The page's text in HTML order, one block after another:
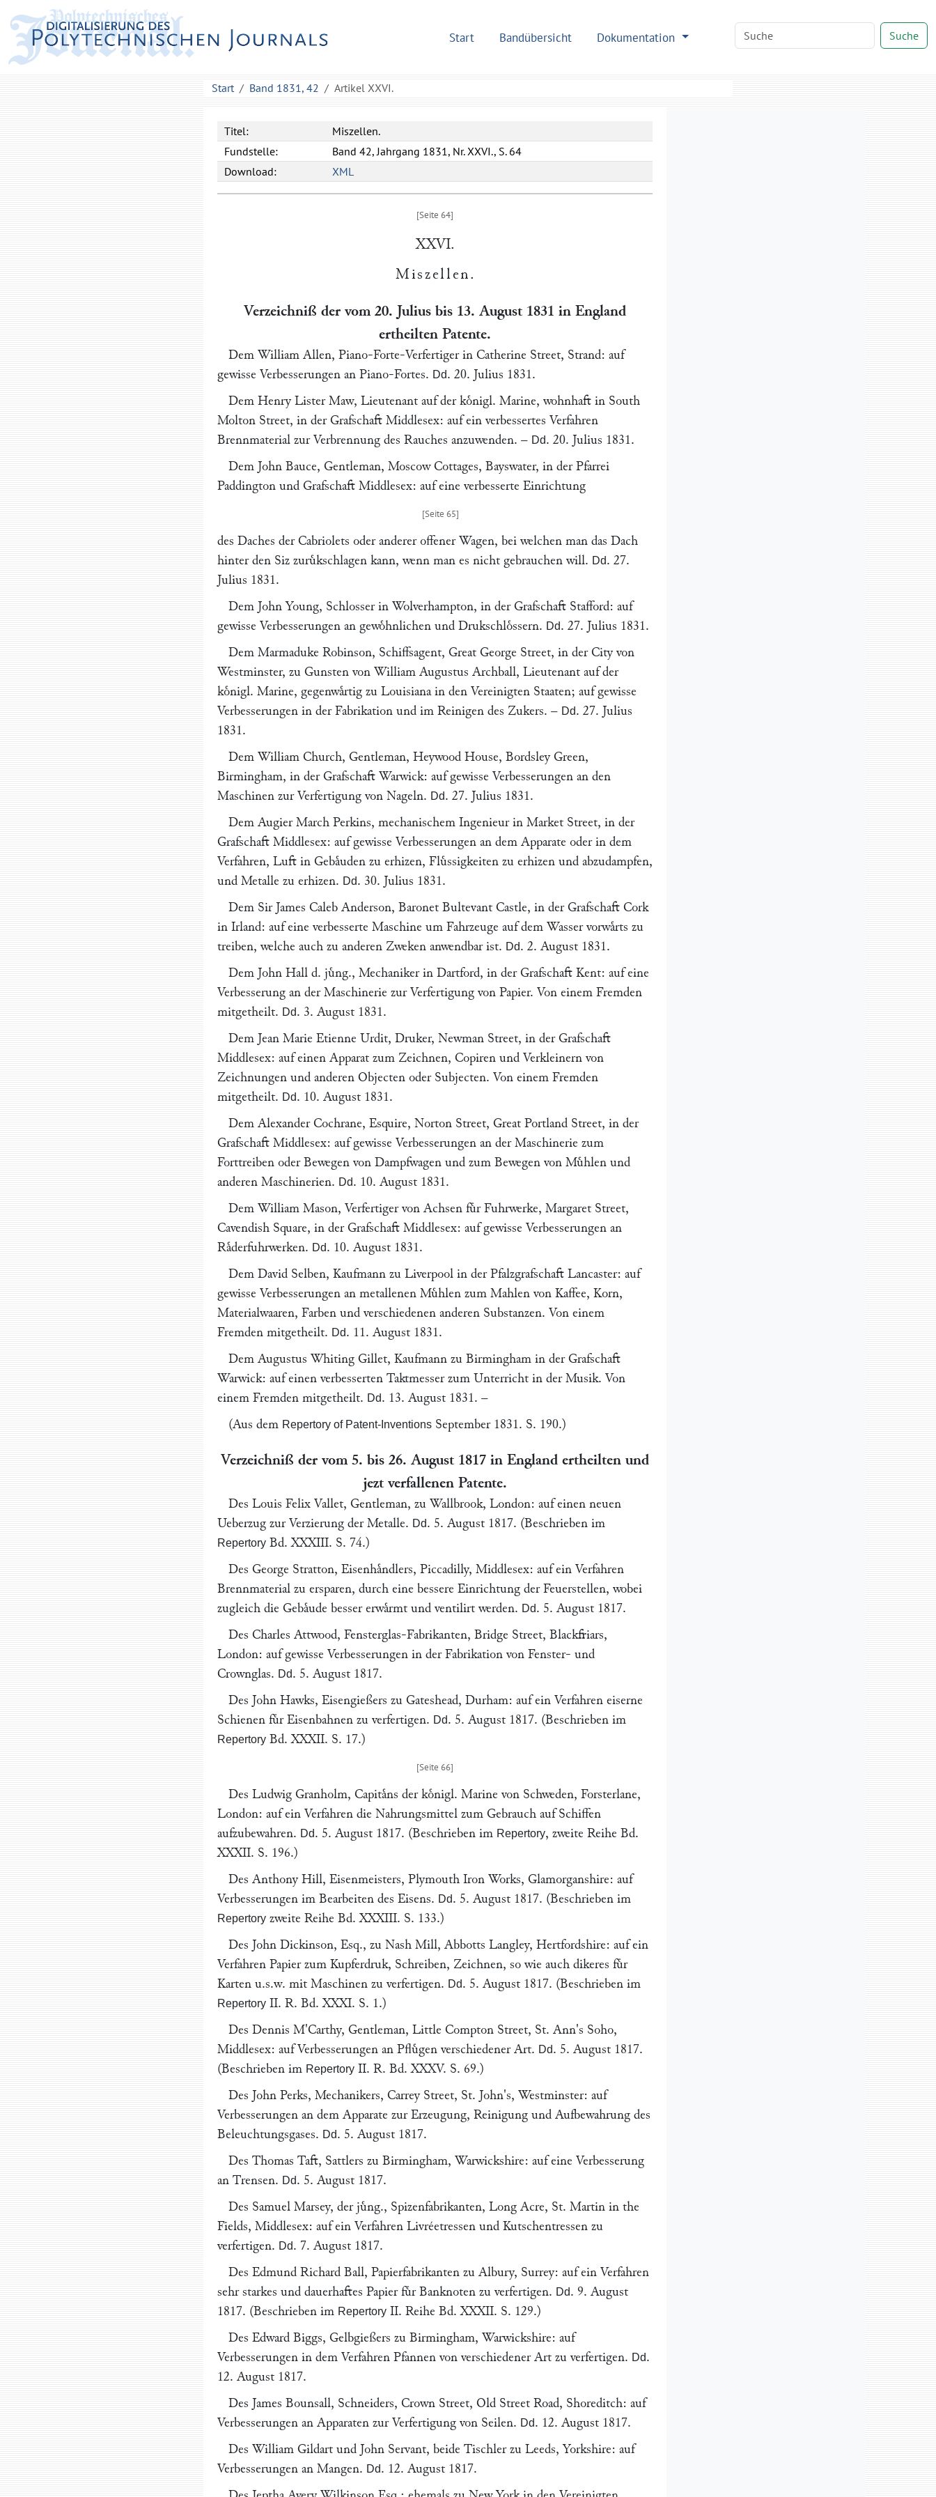
Start Bandübersicht Dokumentation Suche
Start Band 1831, 42 Artikel XXVI.
Titel:
Miszellen.
Fundstelle:
Band 42, Jahrgang 1831, Nr. XXVI., S. 64
Download:
XML
XXVI.
Miszellen .
Verzeichniß der vom 20. Julius bis 13. August 1831 in England
ertheilten Patente.
Dem William Allen, Piano-Forte-Verfertiger in Catherine Street, Strand: auf
gewisse Verbesserungen an Piano-Fortes. Dd. 20. Julius 1831.
Dem Henry Lister Maw, Lieutenant auf der koͤnigl. Marine, wohnhaft in South
Molton Street, in der Grafschaft Middlesex: auf ein verbessertes Verfahren
Brennmaterial zur Verbrennung des Rauches anzuwenden. – Dd. 20. Julius 1831.
Dem John Bauce, Gentleman, Moscow Cottages, Bayswater, in der Pfarrei
Paddington und Grafschaft Middlesex: auf eine verbesserte Einrichtung
des Daches der Cabriolets oder anderer offener Wagen, bei welchen man das Dach
hinter den Siz zuruͤkschlagen kann, wenn man es nicht gebrauchen will. Dd. 27.
Julius 1831.
Dem John Young, Schlosser in Wolverhampton, in der Grafschaft Stafford: auf
gewisse Verbesserungen an gewoͤhnlichen und Drukschloͤssern. Dd. 27. Julius 1831.
Dem Marmaduke Robinson, Schiffsagent, Great George Street, in der City von
Westminster, zu Gunsten von William Augustus Archball, Lieutenant auf der
koͤnigl. Marine, gegenwaͤrtig zu Louisiana in den Vereinigten Staaten; auf gewisse
Verbesserungen in der Fabrikation und im Reinigen des Zukers. – Dd. 27. Julius
1831.
Dem William Church, Gentleman, Heywood House, Bordsley Green,
Birmingham, in der Grafschaft Warwick: auf gewisse Verbesserungen an den
Maschinen zur Verfertigung von Nageln. Dd. 27. Julius 1831.
Dem Augier March Perkins, mechanischem Ingenieur in Market Street, in der
Grafschaft Middlesex: auf gewisse Verbesserungen an dem Apparate oder in dem
Verfahren, Luft in Gebaͤuden zu erhizen, Fluͤssigkeiten zu erhizen und abzudampfen,
und Metalle zu erhizen. Dd. 30. Julius 1831.
Dem Sir James Caleb Anderson, Baronet Bultevant Castle, in der Grafschaft Cork
in Irland: auf eine verbesserte Maschine um Fahrzeuge auf dem Wasser vorwaͤrts zu
treiben, welche auch zu anderen Zweken anwendbar ist. Dd. 2. August 1831.
Dem John Hall d. juͤng., Mechaniker in Dartford, in der Grafschaft Kent: auf eine
Verbesserung an der Maschinerie zur Verfertigung von Papier. Von einem Fremden
mitgetheilt. Dd. 3. August 1831.
Dem Jean Marie Etienne Urdit, Druker, Newman Street, in der Grafschaft
Middlesex: auf einen Apparat zum Zeichnen, Copiren und Verkleinern von
Zeichnungen und anderen Objecten oder Subjecten. Von einem Fremden
mitgetheilt. Dd. 10. August 1831.
Dem Alexander Cochrane, Esquire, Norton Street, Great Portland Street, in der
Grafschaft Middlesex: auf gewisse Verbesserungen an der Maschinerie zum
Forttreiben oder Bewegen von Dampfwagen und zum Bewegen von Muͤhlen und
anderen Maschinerien. Dd. 10. August 1831.
Dem William Mason, Verfertiger von Achsen fuͤr Fuhrwerke, Margaret Street,
Cavendish Square, in der Grafschaft Middlesex: auf gewisse Verbesserungen an
Raͤderfuhrwerken. Dd. 10. August 1831.
Dem David Selben, Kaufmann zu Liverpool in der Pfalzgrafschaft Lancaster: auf
gewisse Verbesserungen an metallenen Muͤhlen zum Mahlen von Kaffee, Korn,
Materialwaaren, Farben und verschiedenen anderen Substanzen. Von einem
Fremden mitgetheilt. Dd. 11. August 1831.
Dem Augustus Whiting Gillet, Kaufmann zu Birmingham in der Grafschaft
Warwick: auf einen verbesserten Taktmesser zum Unterricht in der Musik. Von
einem Fremden mitgetheilt. Dd. 13. August 1831. –
(Aus dem Repertory of Patent-Inventions September 1831. S. 190.)
Verzeichniß der vom 5. bis 26. August 1817 in England ertheilten und
jezt verfallenen Patente.
Des Louis Felix Vallet, Gentleman, zu Wallbrook, London: auf einen neuen
Ueberzug zur Verzierung der Metalle. Dd. 5. August 1817. (Beschrieben im
Repertory Bd. XXXIII. S. 74.)
Des George Stratton, Eisenhaͤndlers, Piccadilly, Middlesex: auf ein Verfahren
Brennmaterial zu ersparen, durch eine bessere Einrichtung der Feuerstellen, wobei
zugleich die Gebaͤude besser erwaͤrmt und ventilirt werden. Dd. 5. August 1817.
Des Charles Attwood, Fensterglas-Fabrikanten, Bridge Street, Blackfriars,
London: auf gewisse Verbesserungen in der Fabrikation von Fenster- und
Crownglas. Dd. 5. August 1817.
Des John Hawks, Eisengießers zu Gateshead, Durham: auf ein Verfahren eiserne
Schienen fuͤr Eisenbahnen zu verfertigen. Dd. 5. August 1817. (Beschrieben im
Repertory Bd. XXXII. S. 17.)
Des Ludwig Granholm, Capitaͤns der koͤnigl. Marine von Schweden, Forsterlane,
London: auf ein Verfahren die Nahrungsmittel zum Gebrauch auf Schiffen
aufzubewahren. Dd. 5. August 1817. (Beschrieben im Repertory, zweite Reihe Bd.
XXXII. S. 196.)
Des Anthony Hill, Eisenmeisters, Plymouth Iron Works, Glamorganshire: auf
Verbesserungen im Bearbeiten des Eisens. Dd. 5. August 1817. (Beschrieben im
Repertory zweite Reihe Bd. XXXIII. S. 133.)
Des John Dickinson, Esq., zu Nash Mill, Abbotts Langley, Hertfordshire: auf ein
Verfahren Papier zum Kupferdruk, Schreiben, Zeichnen, so wie auch dikeres fuͤr
Karten u.s.w. mit Maschinen zu verfertigen. Dd. 5. August 1817. (Beschrieben im
Repertory II. R. Bd. XXXI. S. 1.)
Des Dennis M'Carthy, Gentleman, Little Compton Street, St. Ann's Soho,
Middlesex: auf Verbesserungen an Pfluͤgen verschiedener Art. Dd. 5. August 1817.
(Beschrieben im Repertory II. R. Bd. XXXV. S. 69.)
Des John Perks, Mechanikers, Carrey Street, St. John's, Westminster: auf
Verbesserungen an dem Apparate zur Erzeugung, Reinigung und Aufbewahrung des
Beleuchtungsgases. Dd. 5. August 1817.
Des Thomas Taft, Sattlers zu Birmingham, Warwickshire: auf eine Verbesserung
an Trensen. Dd. 5. August 1817.
Des Samuel Marsey, der juͤng., Spizenfabrikanten, Long Acre, St. Martin in the
Fields, Middlesex: auf ein Verfahren Livréetressen und Kutschentressen zu
verfertigen. Dd. 7. August 1817.
Des Edmund Richard Ball, Papierfabrikanten zu Albury, Surrey: auf ein Verfahren
sehr starkes und dauerhaftes Papier fuͤr Banknoten zu verfertigen. Dd. 9. August
1817. (Beschrieben im Repertory II. Reihe Bd. XXXII. S. 129.)
Des Edward Biggs, Gelbgießers zu Birmingham, Warwickshire: auf
Verbesserungen in dem Verfahren Pfannen von verschiedener Art zu verfertigen. Dd.
12. August 1817.
Des James Bounsall, Schneiders, Crown Street, Old Street Road, Shoreditch: auf
Verbesserungen an Apparaten zur Verfertigung von Seilen. Dd. 12. August 1817.
Des William Gildart und John Servant, beide Tischler zu Leeds, Yorkshire: auf
Verbesserungen an Mangen. Dd. 12. August 1817.